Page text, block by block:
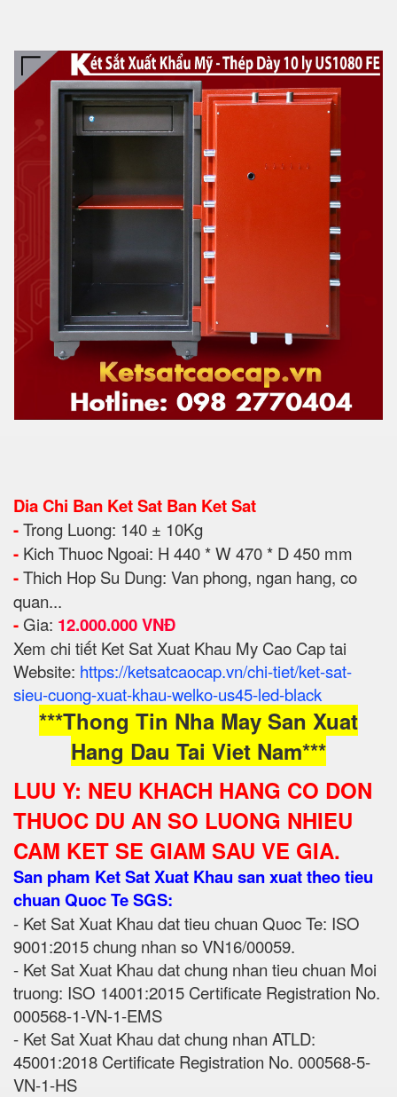
Dia Chi Ban Ket Sat Ban Ket Sat
-Trong Luong: 140 ± 10Kg
- Kich Thuoc Ngoai: H 440 * W 470 * D 450 mm
-Thich Hop Su Dung: Van phong, ngan hang, co
quan...
- Gia: 12.000.000 VNĐ
Xem chi tiết Ket Sat Xuat Khau My Cao Cap tai
Website: https://ketsatcaocap.vn/chi-tiet/ket-sat-
sieu-cuong-xuat-khau-welko-us45-led-black
***Thong Tin Nha May San Xuat
Hang Dau Tai Viet Nam***
LUU Y: NEU KHACH HANG CO DON
THUOC DU AN SO LUONG NHIEU
CAM KET SE GIAM SAU VE GIA.
San pham Ket Sat Xuat Khau san xuat theo tieu
chuan Quoc Te SGS:
- Ket Sat Xuat Khau dat tieu chuan Quoc Te: ISO
9001:2015 chung nhan so VN16/00059.
- Ket Sat Xuat Khau dat chung nhan tieu chuan Moi
truong: ISO 14001:2015 Certificate Registration No.
000568-1-VN-1-EMS
- Ket Sat Xuat Khau dat chung nhan ATLD:
45001:2018 Certificate Registration No. 000568-5-
VN-1-HS